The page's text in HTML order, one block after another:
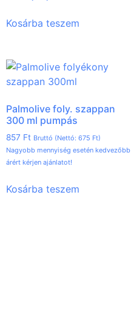
Kosárba teszem
Palmolive foly. szappan
300 ml pumpás
857 Ft Bruttó (Nettó: 675 Ft)
Nagyobb mennyiség esetén kedvezőbb
árért kérjen ajánlatot!
Kosárba teszem